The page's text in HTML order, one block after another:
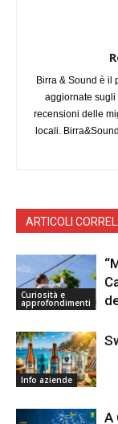
Birra & Sound è il
aggiornate sugli
recensioni delle
locali.
ARTICOLI
Curiosità e
approfondimenti
Info aziende
A